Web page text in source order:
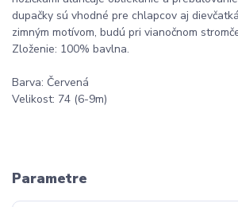
dupačky sú vhodné pre chlapcov aj
zimným motívom, budú pri vianočnom
Zloženie: 100% bavlna.
Barva: Červená
Velikost: 74 (6-9m)
Parametre